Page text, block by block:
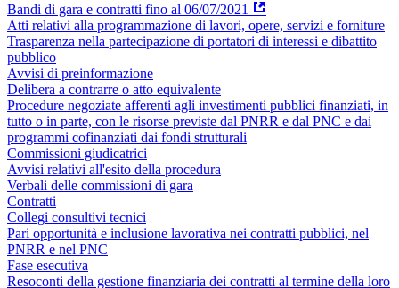
Bandi di gara e contratti fino al 06/07/2021
Atti relativi alla programmazione di lavori, opere, servizi e forniture
Trasparenza nella partecipazione di portatori di interessi e dibattito
pubblico
Avvisi di preinformazione
Delibera a contrarre o atto equivalente
Procedure negoziate afferenti agli investimenti pubblici finanziati, in
tutto o in parte, con le risorse previste dal PNRR e dal PNC e dai
programmi cofinanziati dai fondi strutturali
Commissioni giudicatrici
Avvisi relativi all'esito della procedura
Verbali delle commissioni di gara
Contratti
Collegi consultivi tecnici
Pari opportunità e inclusione lavorativa nei contratti pubblici, nel
PNRR e nel PNC
Fase esecutiva
Resoconti della gestione finanziaria dei contratti al termine della loro